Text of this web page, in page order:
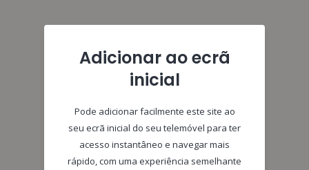
Adicionar ao ecrã
inicial
Pode adicionar facilmente este site ao
seu ecrã inicial do seu telemóvel para ter
acesso instantâneo e navegar mais
rápido, com uma experiência semelhante